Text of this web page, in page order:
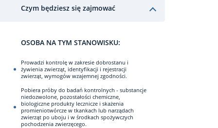
Czym będziesz się zajmować
OSOBA NA TYM STANOWISKU:
Prowadzi kontrolę w zakresie dobrostanu i
żywienia zwierząt, identyfikacji i rejestracji
zwierząt, wymogów wzajemnej zgodności.
Pobiera próby do badań kontrolnych - substancje
niedozwolone, pozostałości chemiczne,
biologiczne produkty lecznicze i skażenia
promieniotwórcze w tkankach lub narządach
zwierząt po uboju i w środkach spożywczych
pochodzenia zwierzęcego.